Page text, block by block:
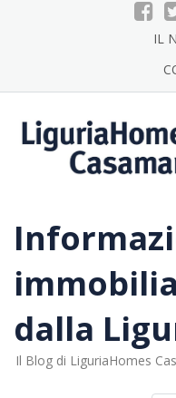
IL
dalla
Il Blog di LiguriaHomes